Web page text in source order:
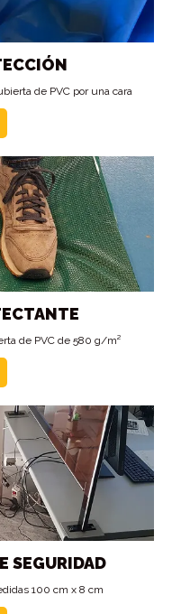
de PVC por una cara
de PVC de 580 g/m²
SEGURIDAD
100 cm x 8 cm